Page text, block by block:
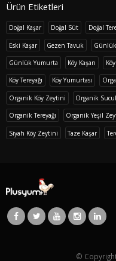
Ürün Etiketleri
Doğal Kaşar Doğal Süt Doğal
Eski Kaşar Gezen Tavuk
Günlük Yumurta Köy Kaşarı
Köy Tereyağı Köy Yumurtası
Organik Köy Zeytini Organik
Organik Tereyağı Organik Yeşil
Siyah Köy Zeytini Taze Kaşar
©